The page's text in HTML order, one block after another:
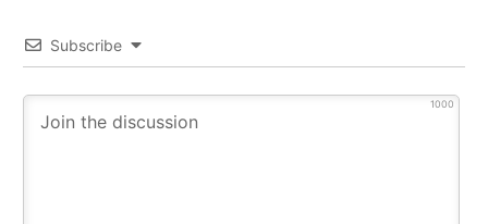
Subscribe
1000